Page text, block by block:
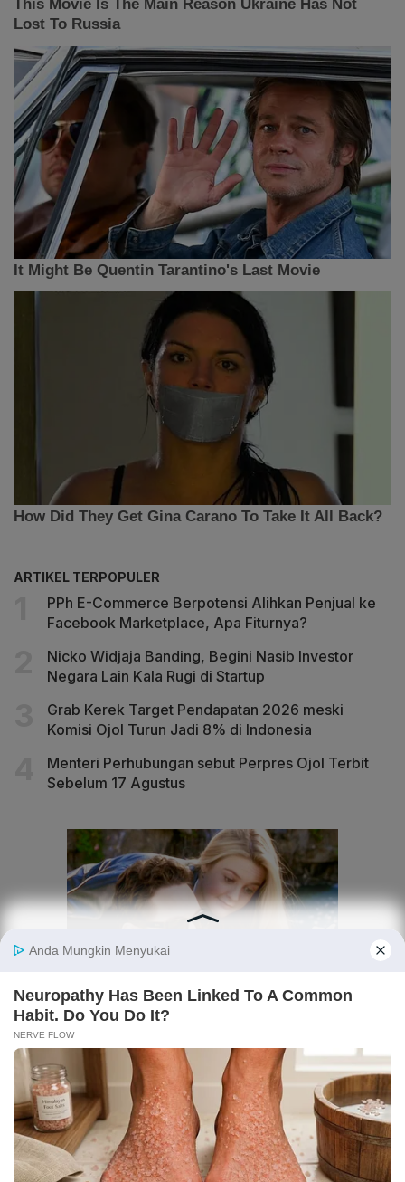
ARTIKEL TERPOPULER
PPh E-Commerce Berpotensi Alihkan Penjual ke
Facebook Marketplace, Apa Fiturnya?
Nicko Widjaja Banding, Begini Nasib Investor
Negara Lain Kala Rugi di Startup
Grab Kerek Target Pendapatan 2026 meski
Komisi Ojol Turun Jadi 8% di Indonesia
Menteri Perhubungan sebut Perpres Ojol Terbit
Sebelum 17 Agustus